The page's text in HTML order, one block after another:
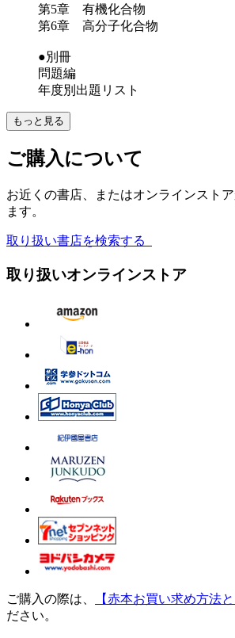
第5章 有機化合物
第6章 高分子化合物
●別冊
問題編
年度別出題リスト
もっと見る
ご購入について
お近くの書店、またはオンラインスト
ます。
取り扱い書店を検索する
取り扱いオンラインストア
ご購入の際は、 【赤本お買い求め方法と
ださい。